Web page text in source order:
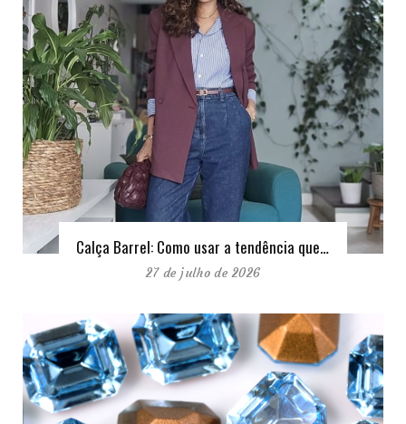
Calça Barrel: Como usar a tendência que…
27 de julho de 2026